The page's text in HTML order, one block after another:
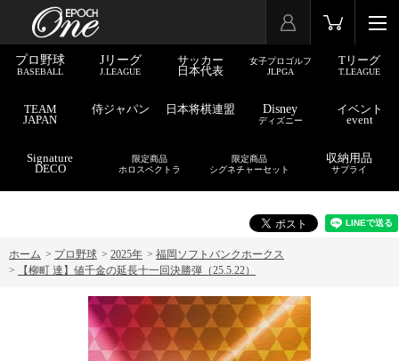
プロ野球
BASEBALL
Jリーグ
J.LEAGUE
サッカー
日本代表
女子プロゴルフ
JLPGA
Tリーグ
T.LEAGUE
TEAM
JAPAN
侍ジャパン 日本将棋連盟 Disney
ディズニー
イベント
event
Signature
DECO
限定商品
ホロスペクトラ
限定商品
シグネチャーセット
収納用品
サプライ
ホーム > プロ野球 > 2025年 > 福岡ソフトバンクホークス
>
【柳町 達】値千金の延長十一回決勝弾（25.5.22）